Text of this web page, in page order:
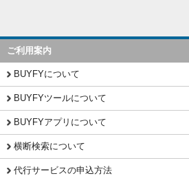
ご利用案内
BUYFYについて
BUYFYツールについて
BUYFYアプリについて
横断検索について
代行サービスの申込方法